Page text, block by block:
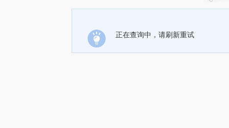
正在查询中，请刷新重试